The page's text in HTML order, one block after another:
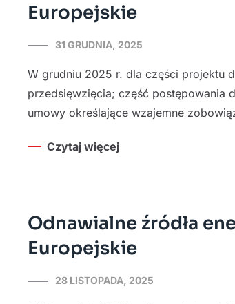
Europejskie
31 GRUDNIA, 2025
W grudniu 2025 r. dla części projektu
przedsięwzięcia; część postępowania
umowy określające wzajemne
Czytaj więcej
Odnawialne źródła
Europejskie
28 LISTOPADA, 2025